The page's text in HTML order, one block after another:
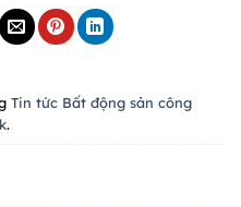
Tin tức Bất động sản công
.